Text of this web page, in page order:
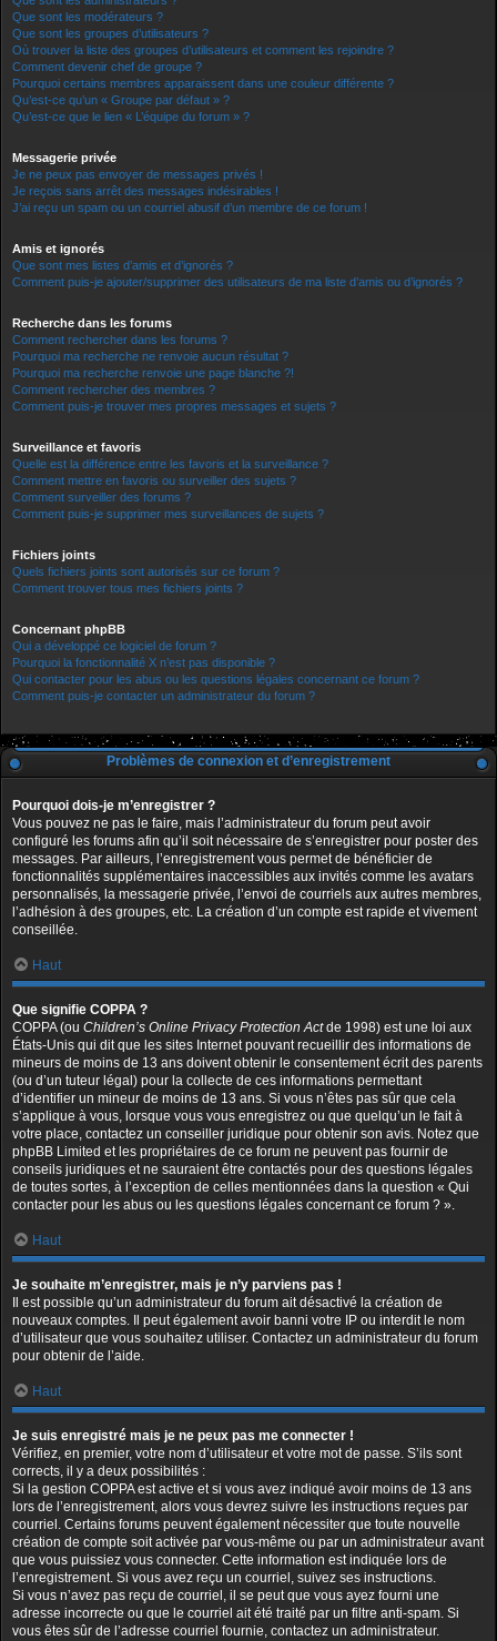
Que sont les modérateurs ?
Que sont les groupes d’utilisateurs ?
Où trouver la liste des groupes d’utilisateurs et comment les rejoindre ?
Comment devenir chef de groupe ?
Pourquoi certains membres apparaissent dans une couleur différente ?
Qu’est-ce qu’un « Groupe par défaut » ?
Qu’est-ce que le lien « L’équipe du forum » ?
Messagerie privée
Je ne peux pas envoyer de messages privés !
Je reçois sans arrêt des messages indésirables !
J’ai reçu un spam ou un courriel abusif d’un membre de ce forum !
Amis et ignorés
Que sont mes listes d’amis et d’ignorés ?
Comment puis-je ajouter/supprimer des utilisateurs de ma liste d’amis ou d’ignorés ?
Recherche dans les forums
Comment rechercher dans les forums ?
Pourquoi ma recherche ne renvoie aucun résultat ?
Pourquoi ma recherche renvoie une page blanche ?!
Comment rechercher des membres ?
Comment puis-je trouver mes propres messages et sujets ?
Surveillance et favoris
Quelle est la différence entre les favoris et la surveillance ?
Comment mettre en favoris ou surveiller des sujets ?
Comment surveiller des forums ?
Comment puis-je supprimer mes surveillances de sujets ?
Fichiers joints
Quels fichiers joints sont autorisés sur ce forum ?
Comment trouver tous mes fichiers joints ?
Concernant phpBB
Qui a développé ce logiciel de forum ?
Pourquoi la fonctionnalité X n’est pas disponible ?
Qui contacter pour les abus ou les questions légales concernant ce forum ?
Comment puis-je contacter un administrateur du forum ?
Problèmes de connexion et d’enregistrement
Pourquoi dois-je m’enregistrer ?
Vous pouvez ne pas le faire, mais l’administrateur du forum peut avoir
configuré les forums afin qu’il soit nécessaire de s’enregistrer pour poster des
messages. Par ailleurs, l’enregistrement vous permet de bénéficier de
fonctionnalités supplémentaires inaccessibles aux invités comme les avatars
personnalisés, la messagerie privée, l’envoi de courriels aux autres membres,
l’adhésion à des groupes, etc. La création d’un compte est rapide et vivement
conseillée.
Haut
Que signifie COPPA ?
COPPA (ou Children’s Online Privacy Protection Actde 1998) est une loi aux
États-Unis qui dit que les sites Internet pouvant recueillir des informations de
mineurs de moins de 13 ans doivent obtenir le consentement écrit des parents
(ou d’un tuteur légal) pour la collecte de ces informations permettant
d’identifier un mineur de moins de 13 ans. Si vous n’êtes pas sûr que cela
s’applique à vous, lorsque vous vous enregistrez ou que quelqu’un le fait à
votre place, contactez un conseiller juridique pour obtenir son avis. Notez que
phpBB Limited et les propriétaires de ce forum ne peuvent pas fournir de
conseils juridiques et ne sauraient être contactés pour des questions légales
de toutes sortes, à l’exception de celles mentionnées dans la question « Qui
contacter pour les abus ou les questions légales concernant ce forum ? ».
Haut
Je souhaite m’enregistrer, mais je n’y parviens pas !
Il est possible qu’un administrateur du forum ait désactivé la création de
nouveaux comptes. Il peut également avoir banni votre IP ou interdit le nom
d’utilisateur que vous souhaitez utiliser. Contactez un administrateur du forum
pour obtenir de l’aide.
Haut
Je suis enregistré mais je ne peux pas me connecter !
Vérifiez, en premier, votre nom d’utilisateur et votre mot de passe. S’ils sont
corrects, il y a deux possibilités :
Si la gestion COPPA est active et si vous avez indiqué avoir moins de 13 ans
lors de l’enregistrement, alors vous devrez suivre les instructions reçues par
courriel. Certains forums peuvent également nécessiter que toute nouvelle
création de compte soit activée par vous-même ou par un administrateur avant
que vous puissiez vous connecter. Cette information est indiquée lors de
l’enregistrement. Si vous avez reçu un courriel, suivez ses instructions.
Si vous n’avez pas reçu de courriel, il se peut que vous ayez fourni une
adresse incorrecte ou que le courriel ait été traité par un filtre anti-spam. Si
vous êtes sûr de l’adresse courriel fournie, contactez un administrateur.